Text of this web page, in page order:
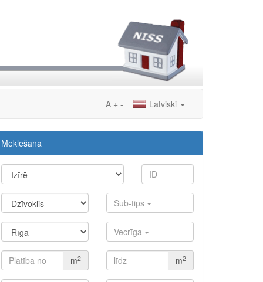
Latviski
A + -
Meklēšana
Sub-tips
Vecrīga
m2 m2